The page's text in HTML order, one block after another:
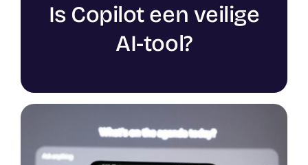
Is Copilot een veilige
AI-tool?